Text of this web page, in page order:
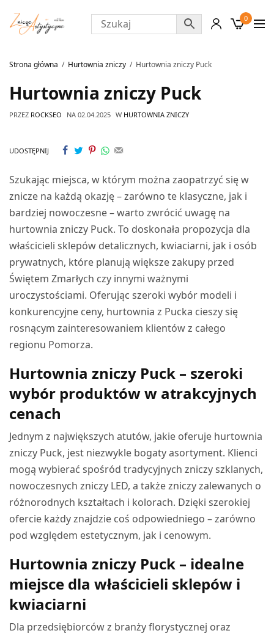
0
Strona główna Hurtownia zniczy Hurtownia zniczy Puck
Hurtownia zniczy Puck
PRZEZ ROCKSEO NA 02.04.2025 W HURTOWNIA ZNICZY
UDOSTĘPNIJ
Szukając miejsca, w którym można zaopatrzyć się w
znicze na każdą okazję – zarówno te klasyczne, jak i
bardziej nowoczesne – warto zwrócić uwagę na
hurtownia zniczy Puck. To doskonała propozycja dla
właścicieli sklepów detalicznych, kwiaciarni, jak i osób
prywatnych, które planują większe zakupy przed
Świętem Zmarłych czy innymi ważnymi
uroczystościami. Oferując szeroki wybór modeli i
konkurencyjne ceny, hurtownia z Pucka cieszy się
rosnącym zainteresowaniem klientów z całego
regionu Pomorza.
Hurtownia zniczy Puck – szeroki
wybór produktów w atrakcyjnych
cenach
Jednym z największych atutów, jakie oferuje hurtownia
zniczy Puck, jest niezwykle bogaty asortyment. Klienci
mogą wybierać spośród tradycyjnych zniczy szklanych,
nowoczesnych zniczy LED, a także zniczy zalewanych o
różnorodnych kształtach i kolorach. Dzięki szerokiej
ofercie każdy znajdzie coś odpowiedniego – zarówno
pod względem estetycznym, jak i cenowym.
Hurtownia zniczy Puck – idealne
miejsce dla właścicieli sklepów i
kwiaciarni
Dla przedsiębiorców z branży florystycznej oraz